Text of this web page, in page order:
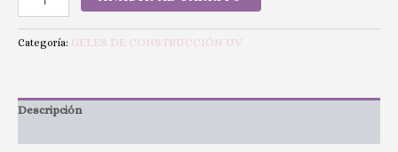
Categoría: GELES DE CONSTRUCCIÓN UV
Descripción